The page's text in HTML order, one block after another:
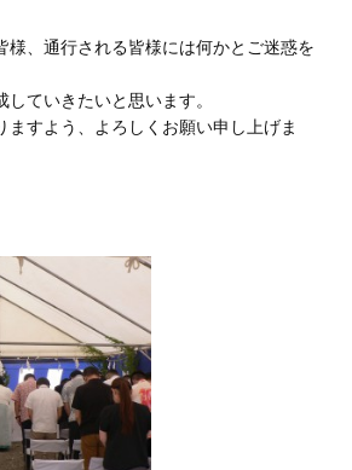
様、通行される皆様には何かとご迷惑を
ていきたいと思います。
ますよう、よろしくお願い申し上げま